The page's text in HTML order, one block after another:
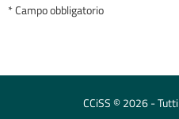
* Campo obbligatorio
CCiSS © 2026 -